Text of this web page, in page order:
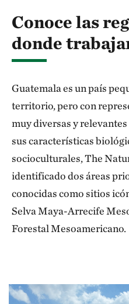
Conoce las
donde
Guatemala es un país
territorio, pero con
muy diversas y
sus características
socioculturales, The
identificado dos áreas
conocidas como sitios
Selva Maya-Arrecife
Forestal Mesoamericano.